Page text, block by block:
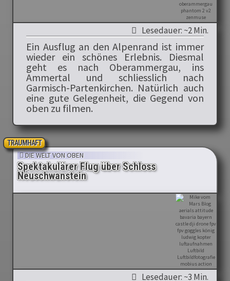
Lesedauer: ~2 Min.
Ein Ausflug an den Alpenrand ist immer
wieder ein schönes Erlebnis. Diesmal
geht es nach Oberammergau, ins
Ammertal und schliesslich nach
Garmisch-Partenkirchen. Natürlich auch
eine gute Gelegenheit, die Gegend von
oben zu filmen.
TRAUMHAFT
DIE WELT VON OBEN
Spektakulärer Flug über Schloss
Neuschwanstein
Lesedauer: ~3 Min.